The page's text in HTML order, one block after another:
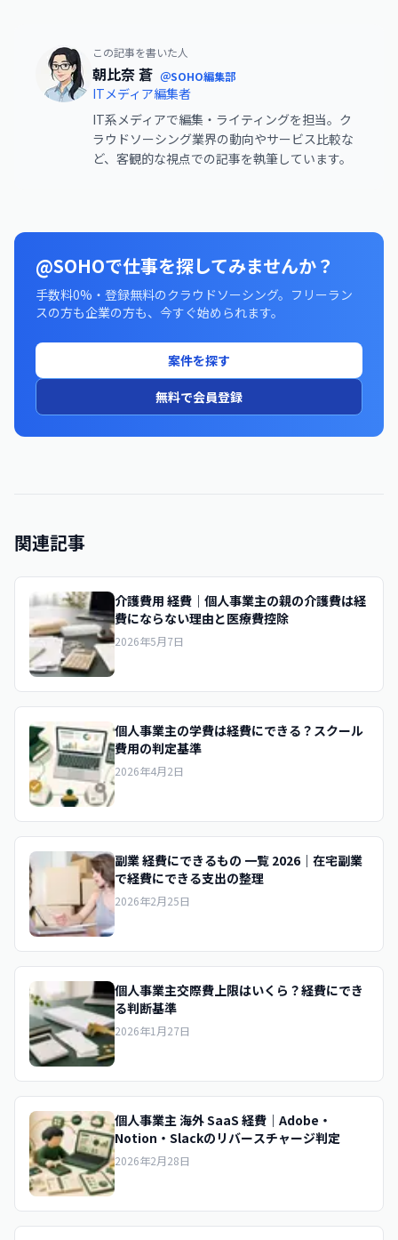
この記事を書いた人
朝比奈 蒼 ＠SOHO編集部
ITメディア編集者
IT系メディアで編集・ライティングを担当。ク
ラウドソーシング業界の動向やサービス比較な
ど、客観的な視点での記事を執筆しています。
@SOHOで仕事を探してみませんか？
手数料0%・登録無料のクラウドソーシング。フリーラン
スの方も企業の方も、今すぐ始められます。
案件を探す
無料で会員登録
関連記事
介護費用 経費｜個人事業主の親の介護費は経
費にならない理由と医療費控除
2026年5月7日
個人事業主の学費は経費にできる？スクール
費用の判定基準
2026年4月2日
副業 経費にできるもの 一覧 2026｜在宅副業
で経費にできる支出の整理
2026年2月25日
個人事業主交際費上限はいくら？経費にでき
る判断基準
2026年1月27日
個人事業主 海外 SaaS 経費｜Adobe・
Notion・Slackのリバースチャージ判定
2026年2月28日